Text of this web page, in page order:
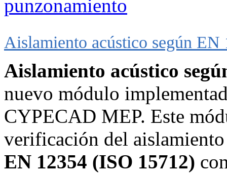
Aislamiento acústico según
Aislamiento acústico
nuevo módulo
CYPECAD MEP. Este
verificación del
EN 12354 (ISO 15712)